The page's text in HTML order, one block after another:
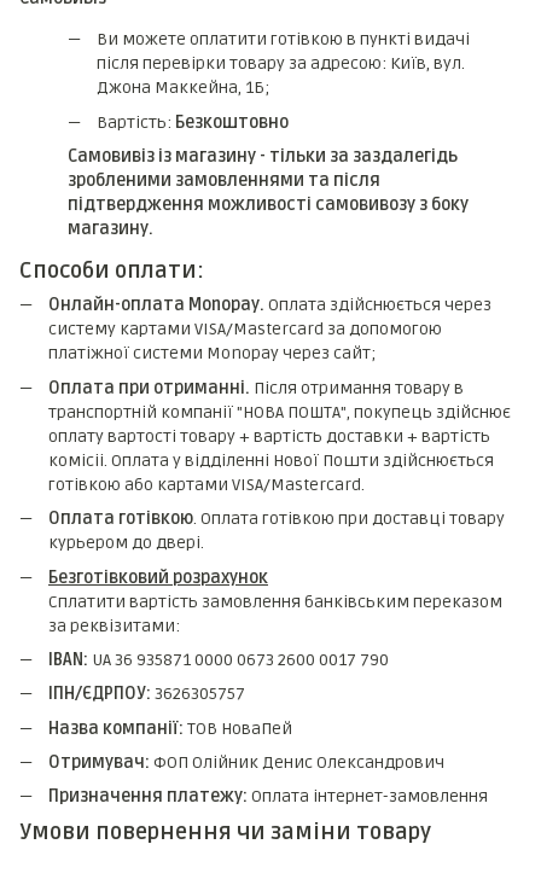
Ви можете оплатити готівкою в пункті видачі
після перевірки товару за адресою: Київ, вул.
Джона Маккейна, 1Б;
Вартість: Безкоштовно
Самовивіз із магазину - тільки за заздалегідь
зробленими замовленнями та після
підтвердження можливості самовивозу з боку
магазину.
Способи оплати:
Онлайн-оплата Monopay. Оплата здійснюється через
систему картами VISA/Mastercard за допомогою
платіжної системи Monopay через сайт;
Оплата при отриманні. Після отримання товару в
транспортній компанії "НОВА ПОШТА", покупець здійснює
оплату вартості товару + вартість доставки + вартість
комicii. Оплата у відділенні Нової Пошти здійснюється
готівкою або картами VISA/Mastercard.
Оплата готівкою. Оплата готівкою при доставці товару
курьером до двері.
Безготівковий розрахунок
Сплатити вартість замовлення банківським переказом
за реквізитами:
IBAN: UA 36 935871 0000 0673 2600 0017 790
ІПН/ЄДРПОУ: 3626305757
Назва компанії: ТОВ НоваПей
Отримувач: ФОП Олійник Денис Олександрович
Призначення платежу: Оплата інтернет-замовлення
Умови повернення чи заміни товару